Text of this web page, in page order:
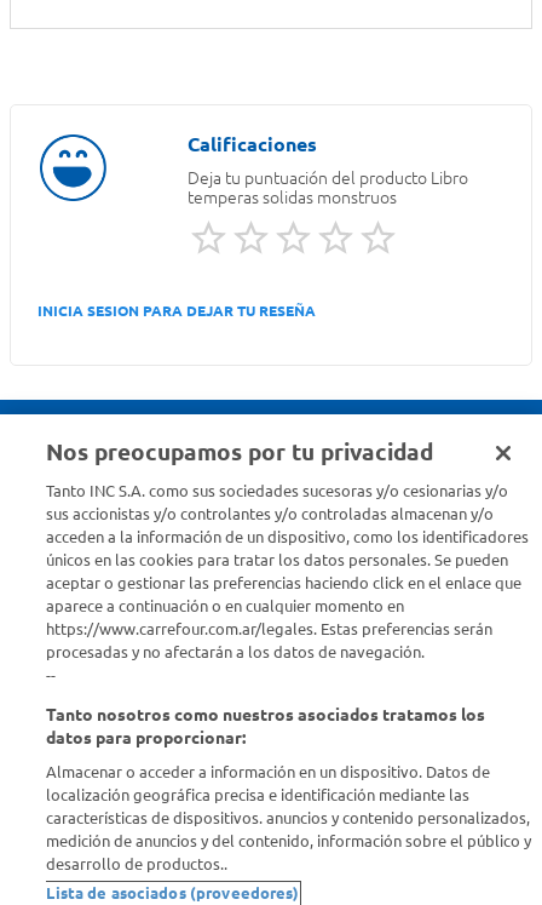
Deja tu puntuación del producto Libro
temperas solidas monstruos
INICIA SESION PARA DEJAR TU RESEÑA
Estamos para ayudarte
¿Tenés una consulta? Comunicate con nosotros acá
Descubrí Carrefour
Conocenos
Info útil
Comprá Online
Nos preocupamos por tu privacidad
Tanto INC S.A. como sus sociedades sucesoras y/o cesionarias y/o
sus accionistas y/o controlantes y/o controladas almacenan y/o
acceden a la información de un dispositivo, como los identificadores
únicos en las cookies para tratar los datos personales. Se pueden
aceptar o gestionar las preferencias haciendo click en el enlace que
aparece a continuación o en cualquier momento en
https://www.carrefour.com.ar/legales. Estas preferencias serán
procesadas y no afectarán a los datos de navegación.
--
Tanto nosotros como nuestros asociados tratamos los
datos para proporcionar:
Almacenar o acceder a información en un dispositivo. Datos de
localización geográfica precisa e identificación mediante las
características de dispositivos. anuncios y contenido personalizados,
medición de anuncios y del contenido, información sobre el público y
desarrollo de productos..
Lista de asociados (proveedores)